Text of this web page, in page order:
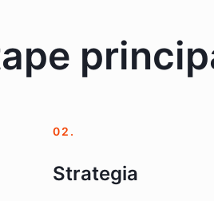
02.
Strategia